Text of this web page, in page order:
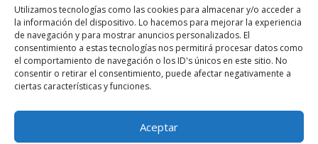
Utilizamos tecnologías como las cookies para almacenar y/o acceder a
la información del dispositivo. Lo hacemos para mejorar la experiencia
de navegación y para mostrar anuncios personalizados. El
consentimiento a estas tecnologías nos permitirá procesar datos como
el comportamiento de navegación o los ID's únicos en este sitio. No
consentir o retirar el consentimiento, puede afectar negativamente a
ciertas características y funciones.
Aceptar
Para sentirse como un local
Week of agosto 3
3 4 5 6 7 8 9